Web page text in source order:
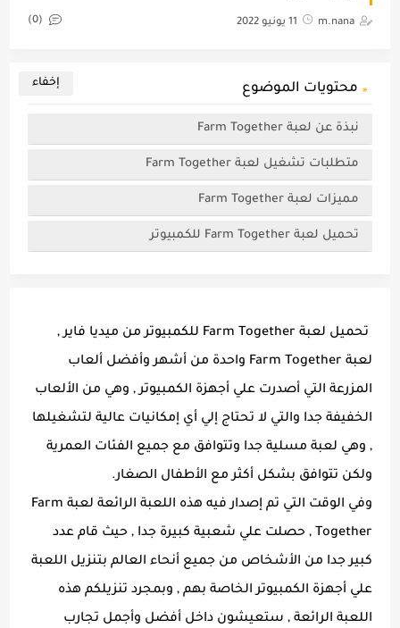
m.nana 11 يونيو 2022 (0)
محتويات الموضوع
نبذة عن لعبة Farm Together
متطلبات تشغيل لعبة Farm Together
مميزات لعبة Farm Together
تحميل لعبة Farm Together للكمبيوتر
تحميل لعبة Farm Together للكمبيوتر من ميديا فاير ,
لعبة Farm Together واحدة من أشهر وأفضل ألعاب
المزرعة التي أصدرت علي أجهزة الكمبيوتر , وهي من الألعاب
الخفيفة جدا والتي لا تحتاج إلي أي إمكانيات عالية لتشغيلها
, وهي لعبة مسلية جدا وتتوافق مع جميع الفئات العمرية
ولكن تتوافق بشكل أكثر مع الأطفال الصغار.
وفي الوقت التي تم إصدار فيه هذه اللعبة الرائعة لعبة Farm
Together , حصلت علي شعبية كبيرة جدا , حيث قام عدد
كبير جدا من الأشخاص من جميع أنحاء العالم بتنزيل اللعبة
علي أجهزة الكمبيوتر الخاصة بهم , وبمجرد تنزيلكم هذه
اللعبة الرائعة , ستعيشون داخل أفضل وأجمل تجارب